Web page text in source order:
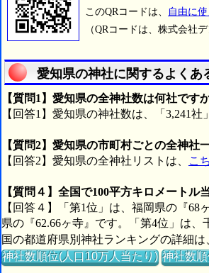
このQRコードは、
自由に
（QRコードは、株式会社
愛知県の神社に関するよくあ
【質問1】愛知県の全神社数は何社です
【回答1】愛知県の神社数は、「3,241社
【質問2】愛知県の市町村ごとの全神社
【回答2】愛知県の全神社リストは、
こ
【質問４】全国で100平方キロメート
【回答４】「第1位」は、福岡県の『
県の『62.66ヶ寺』です。「第4位」は
国の都道府県別神社ランキングの詳細
神社数順位(人口10万人当たり) 神社数